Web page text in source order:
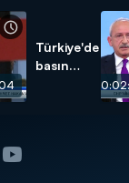
Türkiye'de
basın